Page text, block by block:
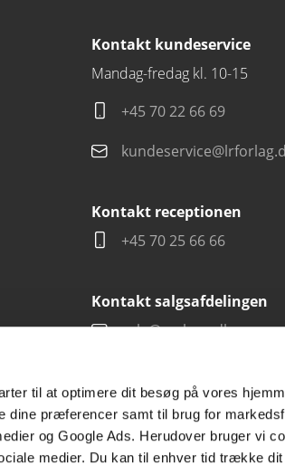
til at optimere dit besøg på vores
dine præferencer samt til brug for
og Google Ads. Herudover bruger vi
medier. Du kan til enhver tid trække
Kontakt kundeservice
Mandag-fredag kl. 10-15
+45 70 22 66 69
Kontakt receptionen
+45 70 25 66 66
Kontakt salgsafdelingen
salg@carlsen.dk